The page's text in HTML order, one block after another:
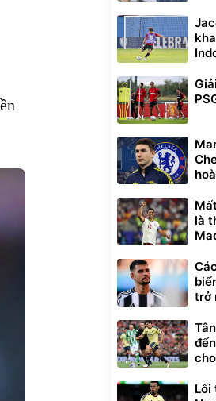
là
trở
Lối